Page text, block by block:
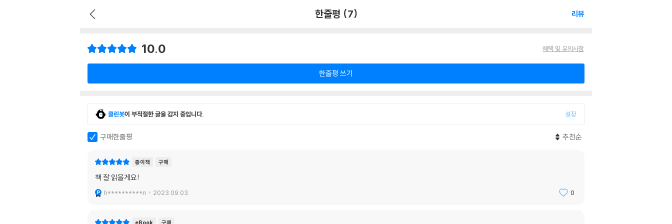
한줄평 (7) 리뷰
10.0 혜택 및 유의사항
한줄평 쓰기
클린봇이 부적절한 글을 감지 중입니다. 설정
구매한줄평 추천순
종이책 구매
책 잘 읽을게요!
h**********n 2023.09.03. 0
eBook 구매